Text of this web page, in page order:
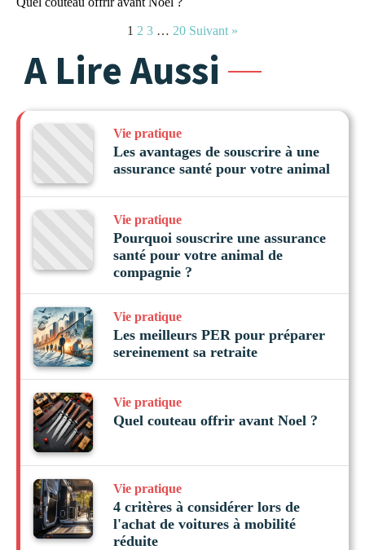
1 2 3 … 20 Suivant »
A Lire Aussi
Vie pratique
Les avantages de souscrire à une
assurance santé pour votre animal
Vie pratique
Pourquoi souscrire une assurance
santé pour votre animal de
compagnie ?
Vie pratique
Les meilleurs PER pour préparer
sereinement sa retraite
Vie pratique
Quel couteau offrir avant Noel ?
Vie pratique
4 critères à considérer lors de
l'achat de voitures à mobilité
réduite